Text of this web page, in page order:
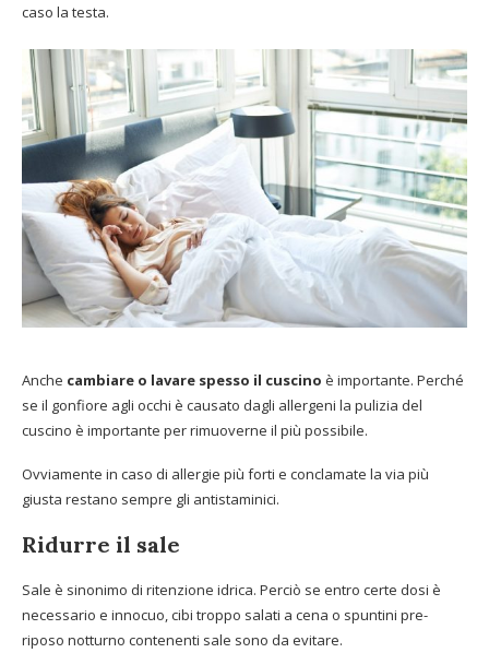
caso la testa.
Anche cambiare o lavare spesso il cuscino è importante. Perché
se il gonfiore agli occhi è causato dagli allergeni la pulizia del
cuscino è importante per rimuoverne il più possibile.
Ovviamente in caso di allergie più forti e conclamate la via più
giusta restano sempre gli antistaminici.
Ridurre il sale
Sale è sinonimo di ritenzione idrica. Perciò se entro certe dosi è
necessario e innocuo, cibi troppo salati a cena o spuntini pre-
riposo notturno contenenti sale sono da evitare.